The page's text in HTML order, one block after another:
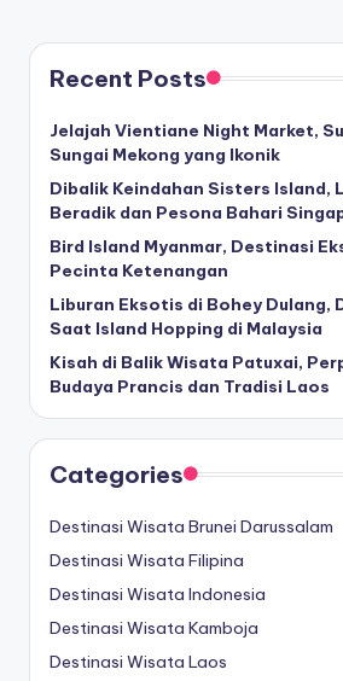
Recent Posts
Jelajah Vientiane Night Market,
Sungai Mekong yang Ikonik
Dibalik Keindahan Sisters Island,
Beradik dan Pesona Bahari
Bird Island Myanmar, Destinasi
Pecinta Ketenangan
Liburan Eksotis di Bohey Dulang,
Saat Island Hopping di Malaysia
Kisah di Balik Wisata Patuxai,
Budaya Prancis dan Tradisi Laos
Categories
Destinasi Wisata Brunei Darussalam
Destinasi Wisata Filipina
Destinasi Wisata Indonesia
Destinasi Wisata Kamboja
Destinasi Wisata Laos